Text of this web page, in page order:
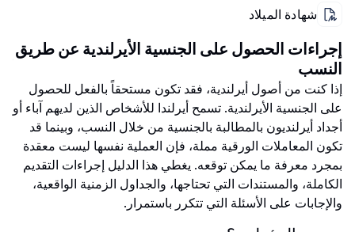
شهادة الميلاد
إجراءات الحصول على الجنسية الأيرلندية عن طريق
النسب
إذا كنت من أصول أيرلندية، فقد تكون مستحقاً بالفعل للحصول
على الجنسية الأيرلندية. تسمح أيرلندا للأشخاص الذين لديهم آباء أو
أجداد أيرلنديون بالمطالبة بالجنسية من خلال النسب، وبينما قد
تكون المعاملات الورقية مملة، فإن العملية نفسها ليست معقدة
بمجرد معرفة ما يمكن توقعه. يغطي هذا الدليل إجراءات التقديم
الكاملة، والمستندات التي تحتاجها، والجداول الزمنية الواقعية،
والإجابات على الأسئلة التي تتكرر باستمرار.